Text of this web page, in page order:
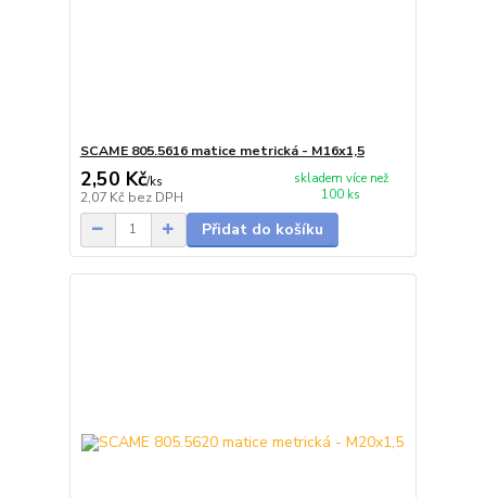
SCAME 805.5616 matice metrická - M16x1,5
2,50 Kč/ks
2,07 Kč bez DPH
skladem více než
100 ks
Přidat do košíku